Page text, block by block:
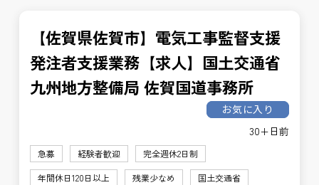
【佐賀県佐賀市】電気工事監督支援
発注者支援業務【求人】国土交通省
九州地方整備局 佐賀国道事務所
お気に入り
30+日前
急募 経験者歓迎
完全週休2日制
年間休日120日以上
残業少なめ
国土交通省